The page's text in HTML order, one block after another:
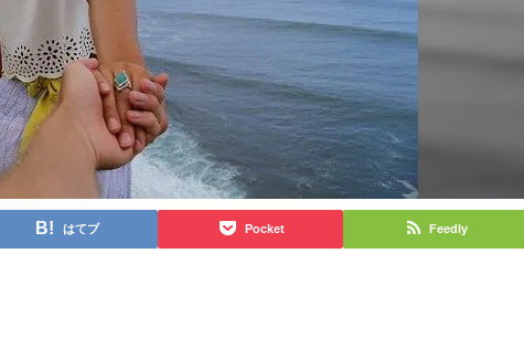
はてブ Pocket Feedly